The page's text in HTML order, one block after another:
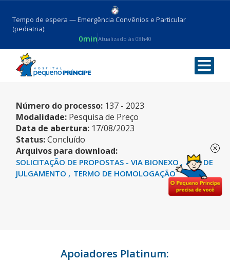
Tempo de espera — Emergência Convênios e Particular
(pediatria):
0minAtualizado às 08h40
SEVOFLURANO
Número do processo: 137 - 2023
Modalidade: Pesquisa de Preço
Data de abertura: 17/08/2023
Status:Concluído
Arquivos para download:
SOLICITAÇÃO DE PROPOSTAS - VIA BIONEXO ATA DE
JULGAMENTO
TERMO DE HOMOLOGAÇÃO
Apoiadores Platinum: